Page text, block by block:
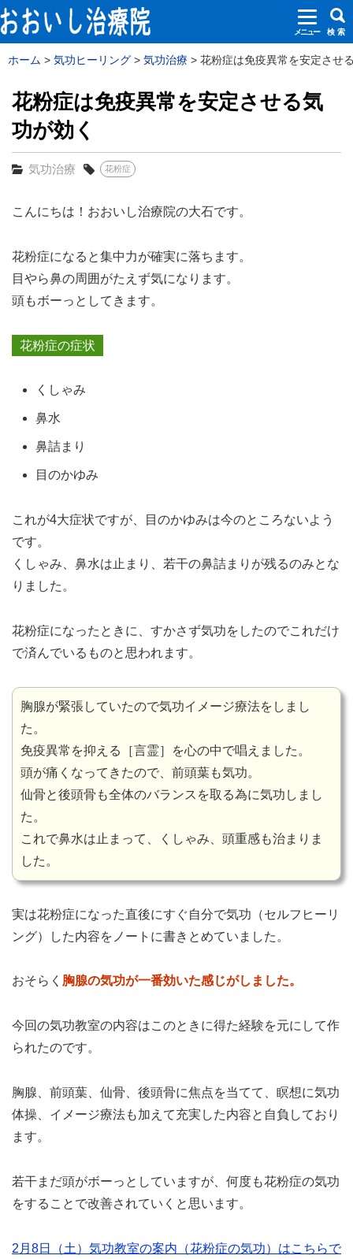
メニュー 検 索
ホーム 気功ヒーリング 気功治療 花粉症は免疫異常を安定させ
花粉症は免疫異常を安定させる気
功が効く
気功治療 花粉症
こんにちは！おおいし治療院の大石です。
花粉症になると集中力が確実に落ちます。
目やら鼻の周囲がたえず気になります。
頭もボーっとしてきます。
花粉症の症状
くしゃみ
鼻水
鼻詰まり
目のかゆみ
これが4大症状ですが、目のかゆみは今のところないよう
です。
くしゃみ、鼻水は止まり、若干の鼻詰まりが残るのみとな
りました。
花粉症になったときに、すかさず気功をしたのでこれだけ
で済んでいるものと思われます。
胸腺が緊張していたので気功イメージ療法をしまし
た。
免疫異常を抑える［言霊］を心の中で唱えました。
頭が痛くなってきたので、前頭葉も気功。
仙骨と後頭骨も全体のバランスを取る為に気功しまし
た。
これで鼻水は止まって、くしゃみ、頭重感も治まりま
した。
実は花粉症になった直後にすぐ自分で気功（セルフヒーリ
ング）した内容をノートに書きとめていました。
おそらく 胸腺の気功が一番効いた感じがしました。
今回の気功教室の内容はこのときに得た経験を元にして作
られたのです。
胸腺、前頭葉、仙骨、後頭骨に焦点を当てて、瞑想に気功
体操、イメージ療法も加えて充実した内容と自負しており
ます。
若干まだ頭がボーっとしていますが、何度も花粉症の気功
をすることで改善されていくと思います。
2月8日（土）気功教室の案内（花粉症の気功）はこちらで